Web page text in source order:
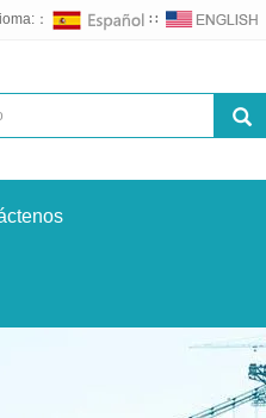
： ∷